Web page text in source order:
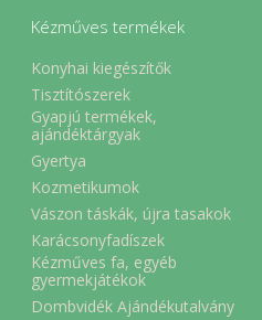
Kézműves termékek
Konyhai kiegészítők
Tisztítószerek
Gyapjú termékek,
ajándéktárgyak
Gyertya
Kozmetikumok
Vászon táskák, újra tasakok
Karácsonyfadíszek
Kézműves fa, egyéb
gyermekjátékok
Dombvidék Ajándékutalvány